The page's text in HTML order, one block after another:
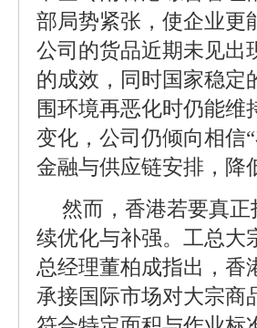
部局势紧张，使企业更
公司的货品近期未见出
的成效，同时国家稳定
围环境再恶化时仍能维
变化，公司仍倾向相信
金融与供应链安排，降
然而，香港若要真
续优化与补强。工总大
总经理董柏成指出，香
承接国际市场对大宗商